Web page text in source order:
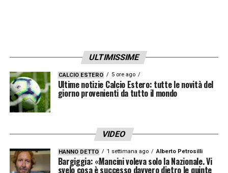
ULTIMISSIME
CALCIO ESTERO 5 ore ago
Ultime notizie Calcio Estero: tutte le novità del
giorno provenienti da tutto il mondo
VIDEO
HANNO DETTO 1 settimana ago Alberto Petrosilli
Bargiggia: «Mancini voleva solo la Nazionale. Vi
svelo cosa è successo davvero dietro le quinte